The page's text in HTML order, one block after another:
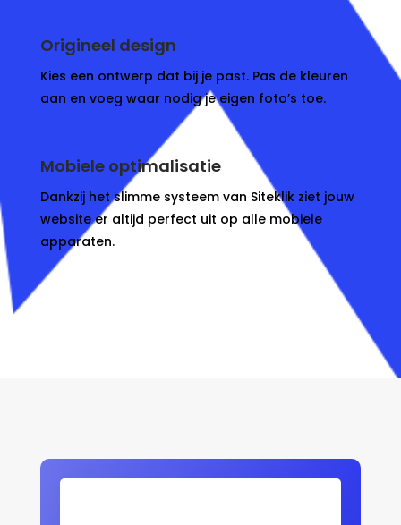
Origineel design
Kies een ontwerp dat bij je past. Pas de kleuren
aan en voeg waar nodig je eigen foto’s toe.
Mobiele optimalisatie
Dankzij het slimme systeem van Siteklik ziet jouw
website er altijd perfect uit op alle mobiele
apparaten.